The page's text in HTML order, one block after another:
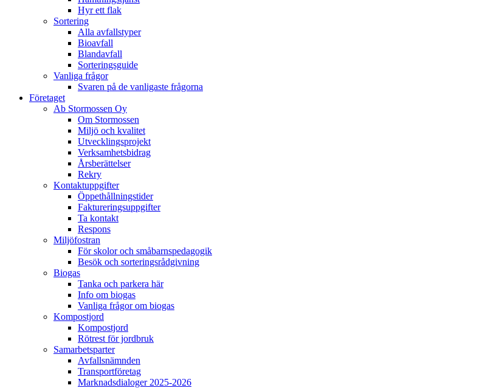
Hyr ett flak
Sortering
Alla avfallstyper
Bioavfall
Blandavfall
Sorteringsguide
Vanliga frågor
Svaren på de vanligaste frågorna
Företaget
Ab Stormossen Oy
Om Stormossen
Miljö och kvalitet
Utvecklingsprojekt
Verksamhetsbidrag
Årsberättelser
Rekry
Kontaktuppgifter
Öppethållningstider
Faktureringsuppgifter
Ta kontakt
Respons
Miljöfostran
För skolor och småbarnspedagogik
Besök och sorteringsrådgivning
Biogas
Tanka och parkera här
Info om biogas
Vanliga frågor om biogas
Kompostjord
Kompostjord
Rötrest för jordbruk
Samarbetsparter
Avfallsnämnden
Transportföretag
Marknadsdialoger 2025-2026